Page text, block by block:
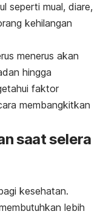
seperti mual, diare,
kehilangan
menerus akan
hingga
faktor
membangkitkan
saat selera
kesehatan.
lebih